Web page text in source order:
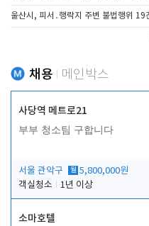
울산시, 피서․행락지 주변 불법행위 19
채용 메인박스
사당역 메트로21
부부 청소팀 구합니다
서울 관악구 월 5,800,000원
객실청소
1년 이상
소마호텔